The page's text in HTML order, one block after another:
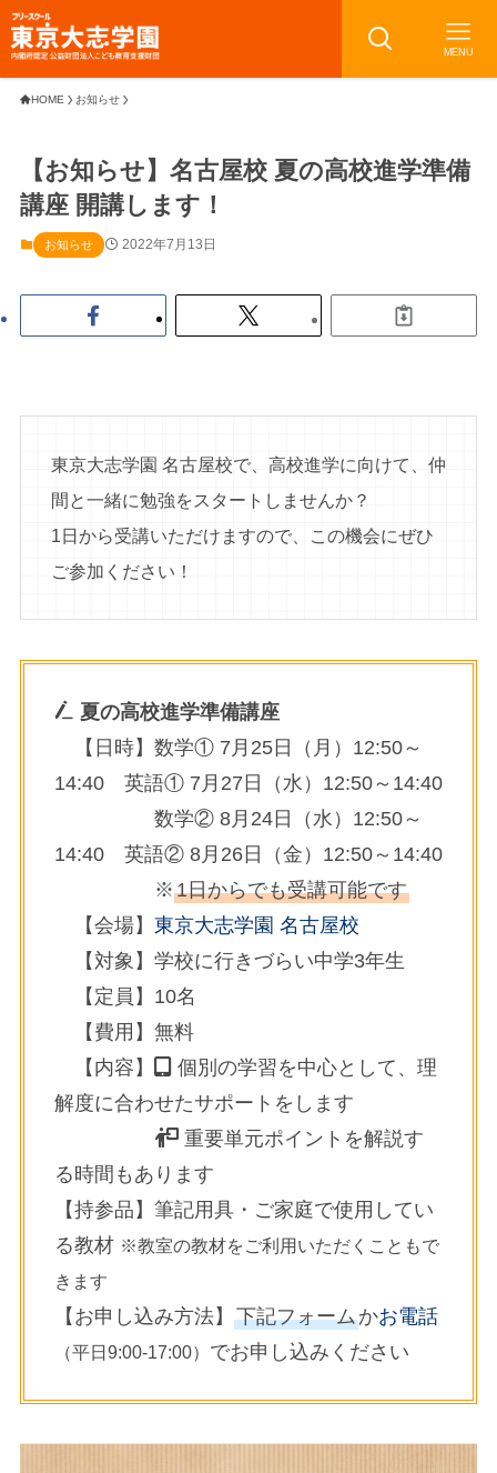
MENU
HOME お知らせ
【お知らせ】名古屋校 夏の高校進学準備
講座 開講します！
お知らせ 2022年7月13日
東京大志学園 名古屋校で、高校進学に向けて、仲
間と一緒に勉強をスタートしませんか？
1日から受講いただけますので、この機会にぜひ
ご参加ください！
夏の高校進学準備講座
【日時】数学① 7月25日（月）12:50～
14:40 英語① 7月27日（水）12:50～14:40
数学② 8月24日（水）12:50～
14:40 英語② 8月26日（金）12:50～14:40
※1日からでも受講可能です
【会場】 東京大志学園 名古屋校
【対象】学校に行きづらい中学3年生
【定員】10名
【費用】無料
【内容】
個別の学習を中心として、理
解度に合わせたサポートをします
重要単元ポイントを解説す
る時間もあります
【持参品】筆記用具・ご家庭で使用してい
る教材 ※教室の教材をご利用いただくこともで
きます
【お申し込み方法】 下記フォームかお電話
（平日9:00-17:00） でお申し込みください